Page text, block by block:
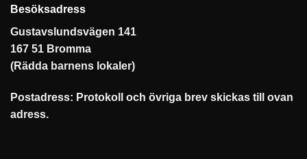
Besöksadress
Gustavslundsvägen 141
167 51 Bromma
(Rädda barnens lokaler)
Postadress: Protokoll och övriga brev skickas till ovan
adress.